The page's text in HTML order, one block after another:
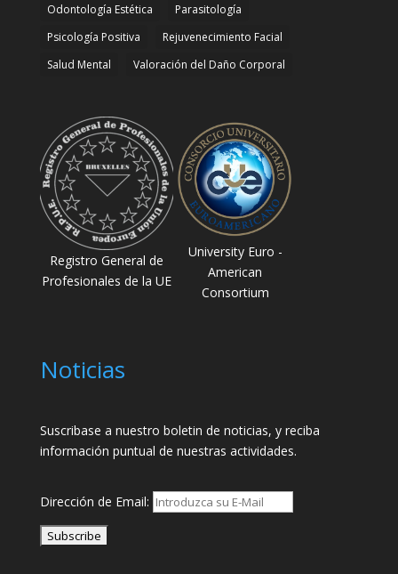
Odontología Estética
Parasitología
Psicología Positiva
Rejuvenecimiento Facial
Salud Mental
Valoración del Daño Corporal
Registro General de
Profesionales de la UE
University Euro -
American
Consortium
Noticias
Suscribase a nuestro boletin de noticias, y reciba
información puntual de nuestras actividades.
Dirección de Email: